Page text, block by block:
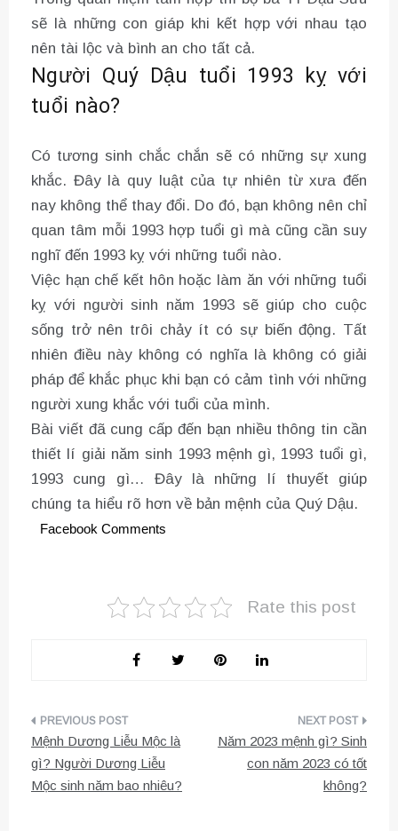
sẽ là những con giáp khi kết hợp với nhau tạo
nên tài lộc và bình an cho tất cả.
Người Quý Dậu tuổi 1993 kỵ với
tuổi nào?
Có tương sinh chắc chắn sẽ có những sự xung
khắc. Đây là quy luật của tự nhiên từ xưa đến
nay không thể thay đổi. Do đó, bạn không nên chỉ
quan tâm mỗi 1993 hợp tuổi gì mà cũng cần suy
nghĩ đến 1993 kỵ với những tuổi nào.
Việc hạn chế kết hôn hoặc làm ăn với những tuổi
kỵ với người sinh năm 1993 sẽ giúp cho cuộc
sống trở nên trôi chảy ít có sự biến động. Tất
nhiên điều này không có nghĩa là không có giải
pháp để khắc phục khi bạn có cảm tình với những
người xung khắc với tuổi của mình.
Bài viết đã cung cấp đến bạn nhiều thông tin cần
thiết lí giải năm sinh 1993 mệnh gì, 1993 tuổi gì,
1993 cung gì… Đây là những lí thuyết giúp
chúng ta hiểu rõ hơn về bản mệnh của Quý Dậu.
Facebook Comments
Rate this post
Điều
hướng
bài
Mệnh Dương Liễu Mộc là
gì? Người Dương Liễu
Mộc sinh năm bao nhiêu?
Năm 2023 mệnh gì? Sinh
con năm 2023 có tốt
không?